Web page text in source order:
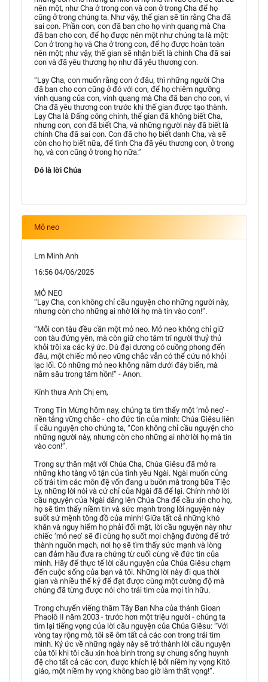
nên một, như Cha ở trong con và con ở trong Cha để họ
cũng ở trong chúng ta. Như vậy, thế gian sẽ tin rằng Cha đã
sai con. Phần con, con đã ban cho họ vinh quang mà Cha
đã ban cho con, để họ được nên một như chúng ta là một:
Con ở trong họ và Cha ở trong con, để họ được hoàn toàn
nên một; như vậy, thế gian sẽ nhận biết là chính Cha đã sai
con và đã yêu thương họ như đã yêu thương con.
“Lạy Cha, con muốn rằng con ở đâu, thì những người Cha
đã ban cho con cũng ở đó với con, để họ chiêm ngưỡng
vinh quang của con, vinh quang mà Cha đã ban cho con, vì
Cha đã yêu thương con trước khi thế gian được tạo thành.
Lạy Cha là Đấng công chính, thế gian đã không biết Cha,
nhưng con, con đã biết Cha, và những người này đã biết là
chính Cha đã sai con. Con đã cho họ biết danh Cha, và sẽ
còn cho họ biết nữa, để tình Cha đã yêu thương con, ở trong
họ, và con cũng ở trong họ nữa.”
Đó là lời Chúa
Mỏ neo
Lm Minh Anh
16:56 04/06/2025
MỎ NEO
“Lạy Cha, con không chỉ cầu nguyện cho những người này,
nhưng còn cho những ai nhờ lời họ mà tin vào con!”.
“Mỗi con tàu đều cần một mỏ neo. Mỏ neo không chỉ giữ
con tàu đứng yên, mà còn giữ cho tâm trí người thuỷ thủ
khỏi trôi xa các ký ức. Dù đại dương có cuồng phong đến
đâu, một chiếc mỏ neo vững chắc vẫn có thể cứu nó khỏi
lạc lối. Có những mỏ neo không nằm dưới đáy biển, mà
nằm sâu trong tâm hồn!” - Anon.
Kính thưa Anh Chị em,
Trong Tin Mừng hôm nay, chúng ta tìm thấy một ‘mỏ neo’ -
nền tảng vững chắc - cho đức tin của mình: Chúa Giêsu liên
lỉ cầu nguyện cho chúng ta, “Con không chỉ cầu nguyện cho
những người này, nhưng còn cho những ai nhờ lời họ mà tin
vào con!”.
Trong sự thân mật với Chúa Cha, Chúa Giêsu đã mở ra
những kho tàng vô tận của tình yêu Ngài. Ngài muốn củng
cố trái tim các môn đệ vốn đang u buồn mà trong bữa Tiệc
Ly, những lời nói và cử chỉ của Ngài đã để lại. Chính nhờ lời
cầu nguyện của Ngài dâng lên Chúa Cha để cầu xin cho họ,
họ sẽ tìm thấy niềm tin và sức mạnh trong lời nguyện này
suốt sứ mệnh tông đồ của mình! Giữa tất cả những khó
khăn và nguy hiểm họ phải đối mặt, lời cầu nguyện này như
chiếc ‘mỏ neo’ sẽ đi cùng họ suốt mọi chặng đường để trở
thành nguồn mạch, nơi họ sẽ tìm thấy sức mạnh và lòng
can đảm hầu đưa ra chứng từ cuối cùng về đức tin của
mình. Hãy để thực tế lời cầu nguyện của Chúa Giêsu chạm
đến cuộc sống của bạn và tôi. Những lời này đi qua thời
gian và nhiều thế kỷ để đạt được cùng một cường độ mà
chúng đã từng được nói cho trái tim của mọi tín hữu.
Trong chuyến viếng thăm Tây Ban Nha của thánh Gioan
Phaolô II năm 2003 - trước hơn một triệu người - chúng ta
tìm lại tiếng vọng của lời cầu nguyện của Chúa Giêsu: “Với
vòng tay rộng mở, tôi sẽ ôm tất cả các con trong trái tim
mình. Ký ức về những ngày này sẽ trở thành lời cầu nguyện
của tôi khi tôi cầu xin hoà bình trong sự chung sống huynh
đệ cho tất cả các con, được khích lệ bởi niềm hy vọng Kitô
giáo, một niềm hy vọng không bao giờ làm thất vọng!”.